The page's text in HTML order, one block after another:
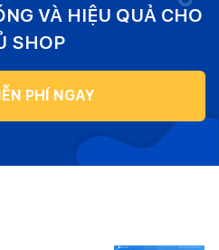
VÀ HIỆU QUẢ CHO
SHOP
PHÍ NGAY